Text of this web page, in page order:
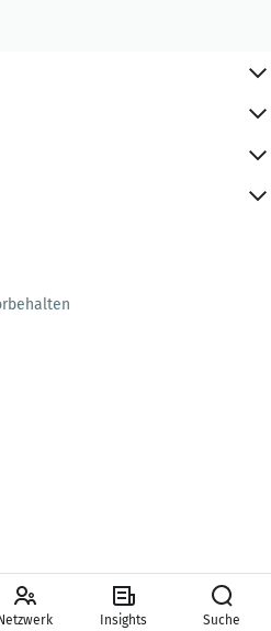
Netzwerk Insights Suche